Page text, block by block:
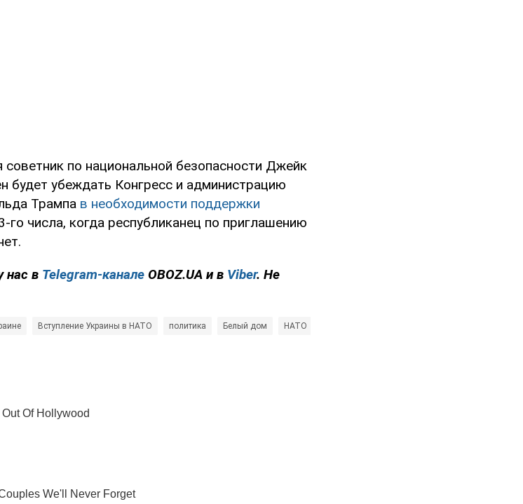
по национальной безопасности Джейк
будет убеждать Конгресс и администрацию
Трампа в необходимости поддержки
го числа, когда республиканец по приглашению
нас в Telegram-канале OBOZ.UA и в Viber. Не
Вступление Украины в НАТО политика Белый дом НАТО